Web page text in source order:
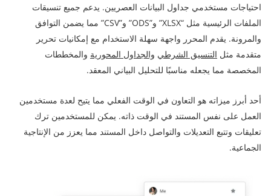
احتياجات مستخدمي جداول البيانات العصريين. يدعم جميع تنسيقات
الملفات الرئيسية مثل “XLSX” و”ODS” و”CSV” مما يضمن التوافق
والمرونة. يقدم المحرر واجهة سهلة الاستخدام مع إمكانيات تحرير
متقدمة مثل التنسيق الشرطي والجداول المحورية والمخططات
المخصصة مما يجعله مناسبًا للتحليل البياني المعقد.
أحد أبرز ميزاته هو التعاون في الوقت الفعلي مما يتيح لعدة مستخدمين
العمل على نفس المستند في الوقت ذاته. يمكن للمستخدمين ترك
تعليقات وتتبع التعديلات والتواصل داخل المستند مما يعزز من الإنتاجية
الجماعية.